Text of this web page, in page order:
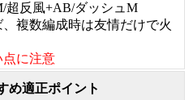
超反風+AB/ダッシュM
複数編成時は友情だけで火
に注意
め適正ポイント